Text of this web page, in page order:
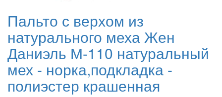
Пальто с верхом из
натурального меха Жен
Даниэль М-110 натуральный
мех - норка,подкладка -
полиэстер крашенная